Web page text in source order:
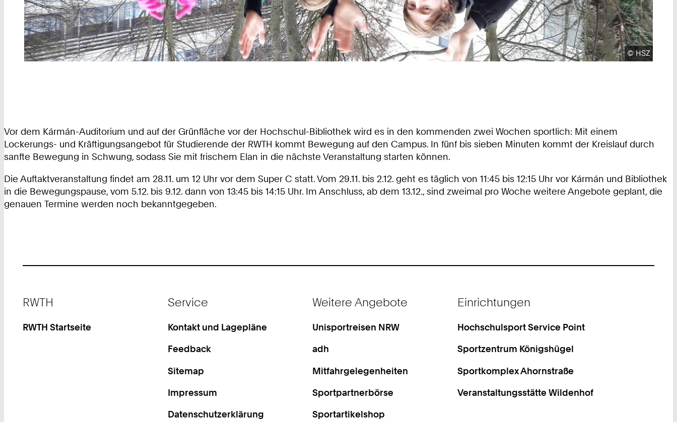
© HSZ
Vor dem Kármán-Auditorium und auf der Grünfläche vor der Hochschul-Bibliothek wird es in den kommenden zwei Wochen sportlich: Mit einem
Lockerungs- und Kräftigungsangebot für Studierende der RWTH kommt Bewegung auf den Campus. In fünf bis sieben Minuten kommt der Kreislauf durch
sanfte Bewegung in Schwung, sodass Sie mit frischem Elan in die nächste Veranstaltung starten können.
Die Auftaktveranstaltung findet am 28.11. um 12 Uhr vor dem Super C statt. Vom 29.11. bis 2.12. geht es täglich von 11:45 bis 12:15 Uhr vor Kármán und Bibliothek
in die Bewegungspause, vom 5.12. bis 9.12. dann von 13:45 bis 14:15 Uhr. Im Anschluss, ab dem 13.12., sind zweimal pro Woche weitere Angebote geplant, die
genauen Termine werden noch bekanntgegeben.
RWTH
RWTH Startseite
Service
Kontakt und Lagepläne
Feedback
Sitemap
Impressum
Datenschutzerklärung
Weitere Angebote
Unisportreisen NRW
adh
Mitfahrgelegenheiten
Sportpartnerbörse
Sportartikelshop
Einrichtungen
Hochschulsport Service Point
Sportzentrum Königshügel
Sportkomplex Ahornstraße
Veranstaltungsstätte Wildenhof